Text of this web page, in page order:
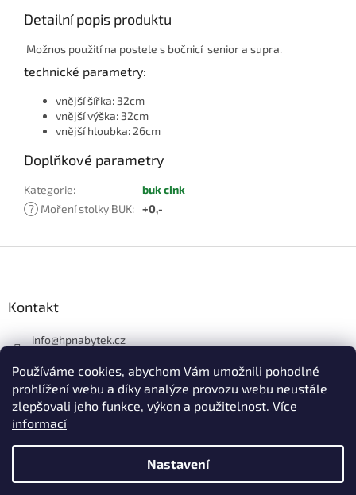
Používáme cookies, abychom Vám umožnili pohodlné
prohlížení webu a díky analýze provozu webu neustále
zlepšovali jeho funkce, výkon a použitelnost. Více
informací
Nastavení
Detailní popis produktu
Možnos použití na postele s bočnicí senior a supra.
technické parametry:
vnější šířka: 32cm
vnější výška: 32cm
vnější hloubka: 26cm
Doplňkové parametry
Kategorie:
buk cink
? Moření stolky BUK: +0,-
í
Kontakt
info@hpnabytek.cz
HP masiv nábytek
hpmasivnabytek
Vytvořil Shoptet